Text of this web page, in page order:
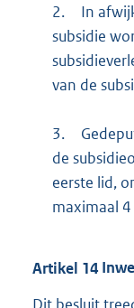
2.
In
subsidie
van de
3.
de
eerste lid,
maximaal
Artikel 14